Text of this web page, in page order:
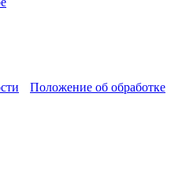
Положение об обработке